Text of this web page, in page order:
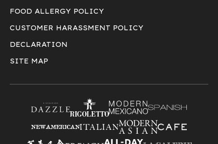
FOOD ALLERGY POLICY
CUSTOMER HARASSMENT POLICY
DECLARATION
SITE MAP